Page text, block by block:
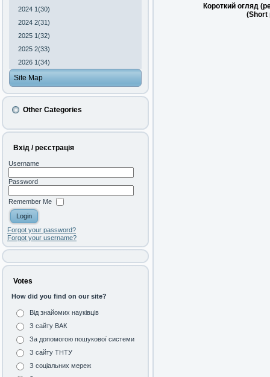
2024 1(30)
2024 2(31)
2025 1(32)
2025 2(33)
2026 1(34)
Site Map
Other Categories
Вхід / реєстрація
Username
Password
Remember Me
Forgot your password?
Forgot your username?
Votes
How did you find on our site?
Від знайомих науківців
З сайту ВАК
За допомогою пошукової системи
З сайту ТНТУ
З соціальних мереж
Короткий огляд
(Short